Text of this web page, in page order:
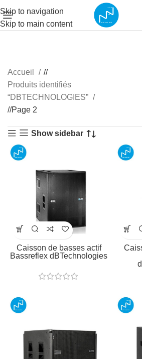
Skip to navigation
Skip to main content
Accueil
/
Produits identifiés
“DBTECHNOLOGIES”
/ Page 2
Show sidebar
Caisson de basses actif
Bassreflex dBTechnologies